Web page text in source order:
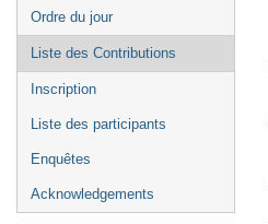
Ordre du jour
Liste des Contributions
Inscription
Liste des participants
Enquêtes
Acknowledgements